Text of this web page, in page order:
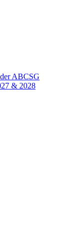
ABCSG
& 2028